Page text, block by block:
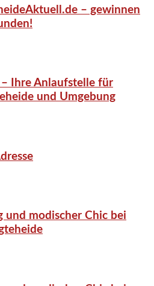
– gewinnen
Ihre Anlaufstelle für
und Umgebung
und modischer Chic bei